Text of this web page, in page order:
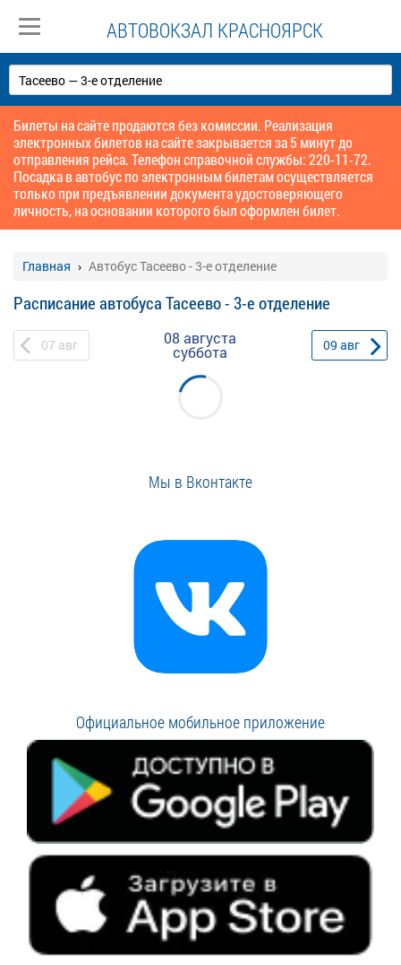
АВТОВОКЗАЛ КРАСНОЯРСК
Билеты на сайте продаются без комиссии. Реализация
электронных билетов на сайте закрывается за 5 минут до
отправления рейса. Телефон справочной службы: 220-11-72.
Посадка в автобус по электронным билетам осуществляется
только при предъявлении документа удостоверяющего
личность, на основании которого был оформлен билет.
Главная Автобус Тасеево - 3-е отделение
Расписание автобуса Тасеево - 3-е отделение
07 авг 08 августа
суббота 09 авг
Мы в Вконтакте
Официальное мобильное приложение